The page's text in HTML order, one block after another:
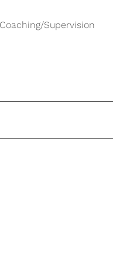
Coaching/Supervision